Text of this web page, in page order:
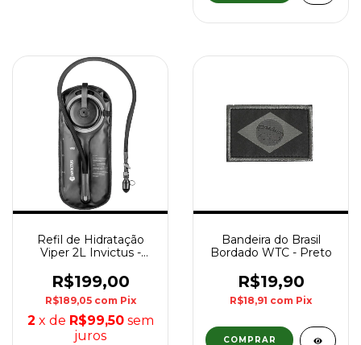
Refil de Hidratação
Viper 2L Invictus -
R$199,00
R$189,05 com Pix
2 x de R$99,50 sem
juros
Bandeira do Brasil
Bordado WTC - Preto
R$19,90
R$18,91 com Pix